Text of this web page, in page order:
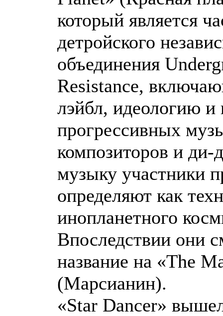
который является
детройского
объединения
Resistance,
лэйбл, идеологию и
прогрессивных
композиторов и
музыку участники
определяют как
инопланетного
Впоследствии они
название на «The
(Марсианин).
«Star Dancer»